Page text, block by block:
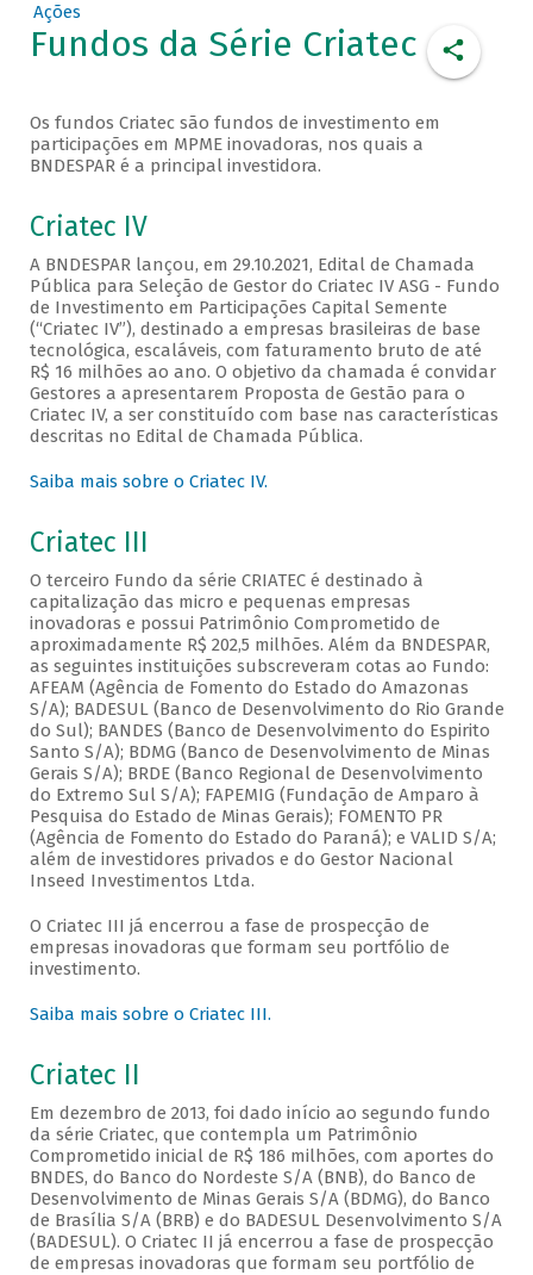
Ações
Fundos da Série Criatec
Os fundos Criatec são fundos de investimento em
participações em MPME inovadoras, nos quais a
BNDESPAR é a principal investidora.
Criatec IV
A BNDESPAR lançou, em 29.10.2021, Edital de Chamada
Pública para Seleção de Gestor do Criatec IV ASG - Fundo
de Investimento em Participações Capital Semente
(“Criatec IV”), destinado a empresas brasileiras de base
tecnológica, escaláveis, com faturamento bruto de até
R$ 16 milhões ao ano. O objetivo da chamada é convidar
Gestores a apresentarem Proposta de Gestão para o
Criatec IV, a ser constituído com base nas características
descritas no Edital de Chamada Pública.
Saiba mais sobre o Criatec IV.
Criatec III
O terceiro Fundo da série CRIATEC é destinado à
capitalização das micro e pequenas empresas
inovadoras e possui Patrimônio Comprometido de
aproximadamente R$ 202,5 milhões. Além da BNDESPAR,
as seguintes instituições subscreveram cotas ao Fundo:
AFEAM (Agência de Fomento do Estado do Amazonas
S/A); BADESUL (Banco de Desenvolvimento do Rio Grande
do Sul); BANDES (Banco de Desenvolvimento do Espirito
Santo S/A); BDMG (Banco de Desenvolvimento de Minas
Gerais S/A); BRDE (Banco Regional de Desenvolvimento
do Extremo Sul S/A); FAPEMIG (Fundação de Amparo à
Pesquisa do Estado de Minas Gerais); FOMENTO PR
(Agência de Fomento do Estado do Paraná); e VALID S/A;
além de investidores privados e do Gestor Nacional
Inseed Investimentos Ltda.
O Criatec III já encerrou a fase de prospecção de
empresas inovadoras que formam seu portfólio de
investimento.
Saiba mais sobre o Criatec III.
Criatec II
Em dezembro de 2013, foi dado início ao segundo fundo
da série Criatec, que contempla um Patrimônio
Comprometido inicial de R$ 186 milhões, com aportes do
BNDES, do Banco do Nordeste S/A (BNB), do Banco de
Desenvolvimento de Minas Gerais S/A (BDMG), do Banco
de Brasília S/A (BRB) e do BADESUL Desenvolvimento S/A
(BADESUL). O Criatec II já encerrou a fase de prospecção
de empresas inovadoras que formam seu portfólio de